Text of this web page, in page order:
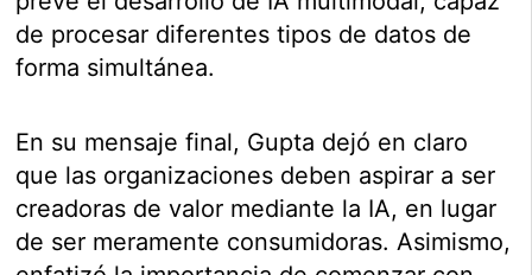
de procesar diferentes tipos de datos de
forma simultánea.
En su mensaje final, Gupta dejó en claro
que las organizaciones deben aspirar a ser
creadoras de valor mediante la IA, en lugar
de ser meramente consumidoras. Asimismo,